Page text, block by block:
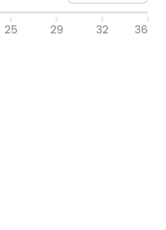
25 29 32 36